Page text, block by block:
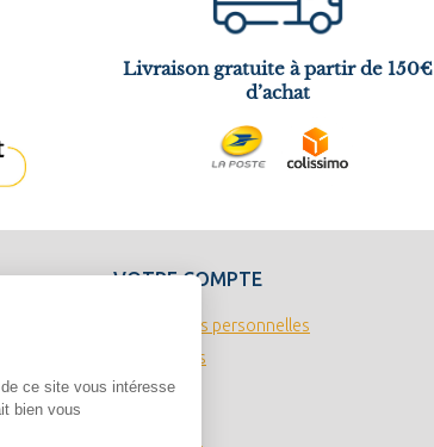
Livraison gratuite à partir de 150€
d’achat
VOTRE COMPTE
Informations personnelles
Commandes
Avoirs
accompagner pendant